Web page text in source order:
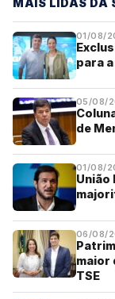
01/08/
para
05/08/
de
01/08/
União
06/08/
maior
TSE